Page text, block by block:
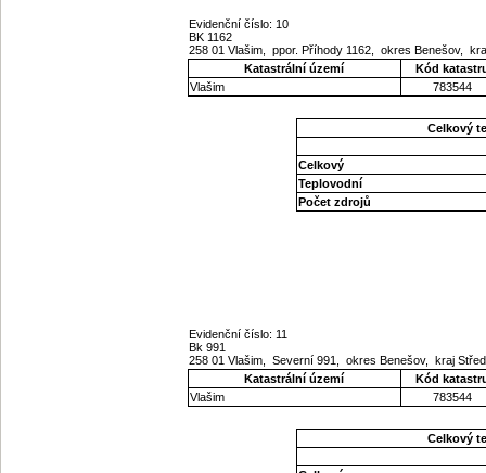
Evidenční číslo: 10
BK 1162
258 01 Vlašim, ppor. Příhody 1162, okres Benešov,
Katastrální území
Kód
Vlašim
783544
Celkový
Celkový
Teplovodní
Počet zdrojů
Evidenční číslo: 11
Bk 991
258 01 Vlašim, Severní 991, okres Benešov, kraj
Katastrální území
Kód
Vlašim
783544
Celkový